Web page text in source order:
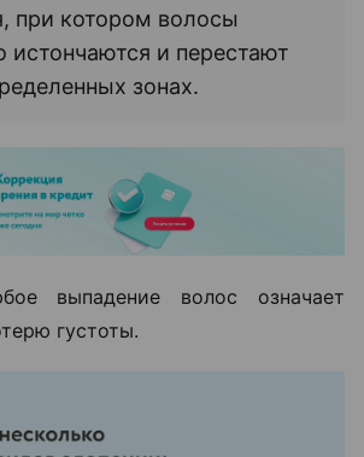
при котором волосы
истончаются и перестают
зонах.
выпадение волос означает
густоты.